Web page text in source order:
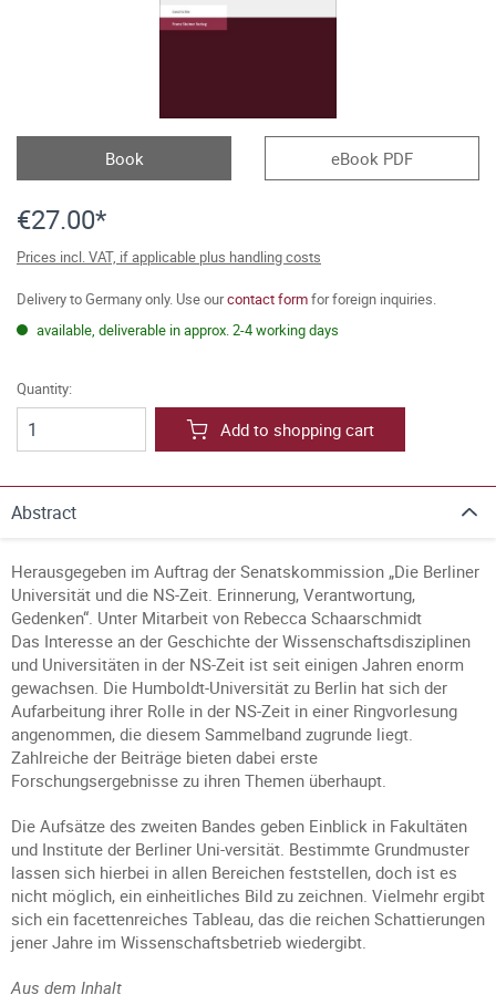
Book eBook PDF
€27.00*
Prices incl. VAT, if applicable plus handling costs
Delivery to Germany only. Use ourcontact formfor foreign inquiries.
available, deliverable in approx. 2-4 working days
Quantity:
Add to shopping cart
Abstract
Herausgegeben im Auftrag der Senatskommission „Die Berliner
Universität und die NS-Zeit. Erinnerung, Verantwortung,
Gedenken“. Unter Mitarbeit von Rebecca Schaarschmidt
Das Interesse an der Geschichte der Wissenschaftsdisziplinen
und Universitäten in der NS-Zeit ist seit einigen Jahren enorm
gewachsen. Die Humboldt-Universität zu Berlin hat sich der
Aufarbeitung ihrer Rolle in der NS-Zeit in einer Ringvorlesung
angenommen, die diesem Sammelband zugrunde liegt.
Zahlreiche der Beiträge bieten dabei erste
Forschungsergebnisse zu ihren Themen überhaupt.
Die Aufsätze des zweiten Bandes geben Einblick in Fakultäten
und Institute der Berliner Uni-versität. Bestimmte Grundmuster
lassen sich hierbei in allen Bereichen feststellen, doch ist es
nicht möglich, ein einheitliches Bild zu zeichnen. Vielmehr ergibt
sich ein facettenreiches Tableau, das die reichen Schattierungen
jener Jahre im Wissenschaftsbetrieb wiedergibt.
Aus dem Inhalt